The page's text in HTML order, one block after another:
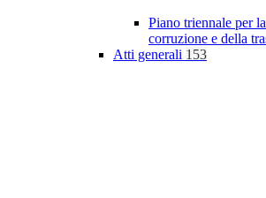
Piano triennale per
corruzione e della
Atti generali 153